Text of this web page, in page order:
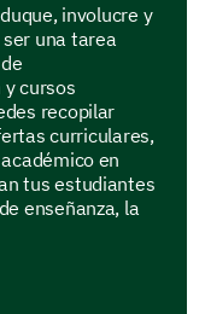
involucre y
una tarea
cursos
recopilar
curriculares,
en
tus estudiantes
enseñanza, la